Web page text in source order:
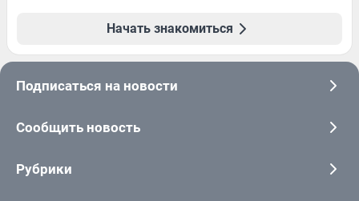
Начать знакомиться
Подписаться на новости
Сообщить новость
Рубрики